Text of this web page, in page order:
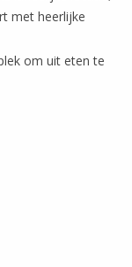
met heerlijke
om uit eten te